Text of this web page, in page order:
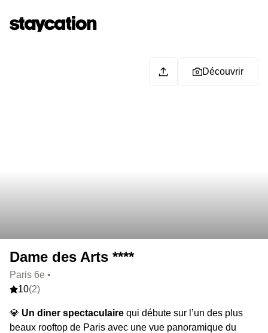
Découvrir
Dame des Arts ****
Paris 6e •
10(2)
💎 Un diner spectaculaire qui débute sur l’un des plus
beaux rooftop de Paris avec une vue panoramique du